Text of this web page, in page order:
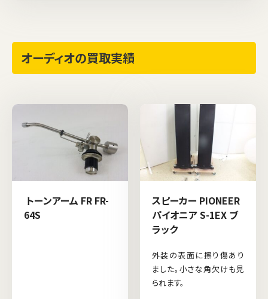
オーディオの買取実績
トーンアーム FR FR-
64S
スピーカー PIONEER
パイオニア S-1EX ブ
ラック
外装の表面に擦り傷あり
ました。小さな角欠けも見
られます。